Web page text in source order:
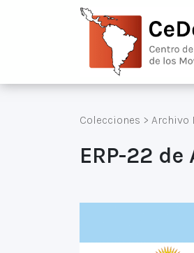
Colecciones > Archivo
ERP-22